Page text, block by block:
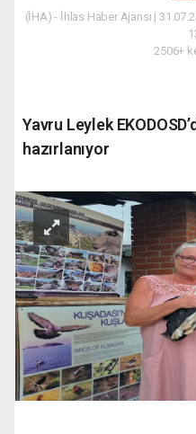
(İHA) - İhlas Haber Ajansı |
2506+
Yavru Leylek
hazırlanıyor